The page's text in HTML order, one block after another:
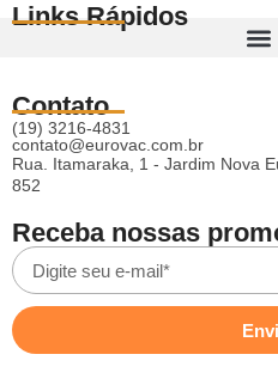
Links Rápidos
Contato
(19) 3216-4831
contato@eurovac.com.br
Rua. Itamaraka, 1 - Jardim Nova
852
Receba nossas